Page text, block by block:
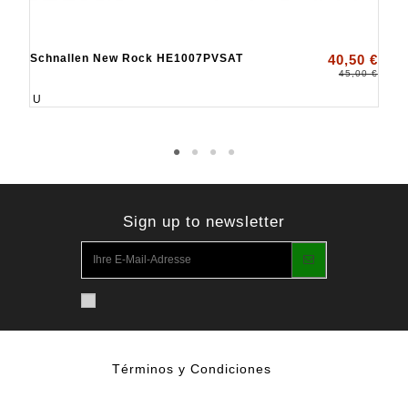
Schnallen New Rock HE1007PVSAT 40,50 €
45,00 €
U
Sign up to newsletter
Términos y Condiciones